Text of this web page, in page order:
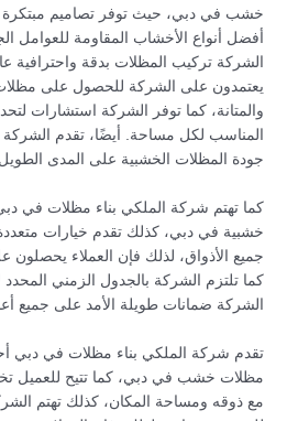
خشب في دبي، حيث توفر تصاميم مبتكرة
أفضل أنواع الأخشاب المقاومة للعوامل
الشركة تركيب المظلات بدقة واحترافية
يعتمدون على الشركة للحصول على
والمتانة، كما توفر الشركة استشارات
المناسب لكل مساحة. أيضًا، تقدم
جودة المظلات الخشبية على المدى
كما تهتم شركة الملكي بناء مظلات في
خشبية في دبي، كذلك تقدم خيارات متعددة
جميع الأذواق، لذلك فإن العملاء يحصلون
كما تلتزم الشركة بالجدول الزمني المحدد
الشركة ضمانات طويلة الأمد على جميع
تقدم شركة الملكي بناء مظلات في دبي
مظلات خشب في دبي، كما تتيح للعميل
مع ذوقه ومساحة المكان، كذلك تهتم